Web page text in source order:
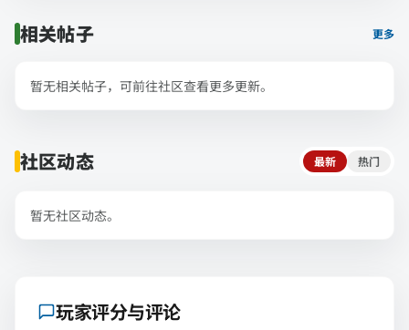
相关帖子 更多
暂无相关帖子，可前往社区查看更多更新。
社区动态 最新 热门
暂无社区动态。
玩家评分与评论